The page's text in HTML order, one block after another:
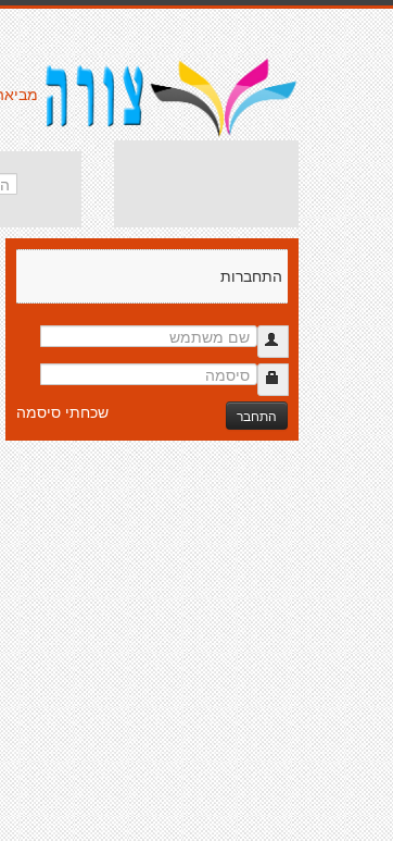
התחברות
התחבר שכחתי סיסמה